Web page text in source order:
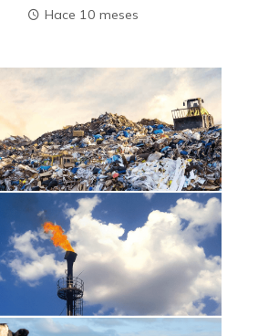
Hace 10 meses